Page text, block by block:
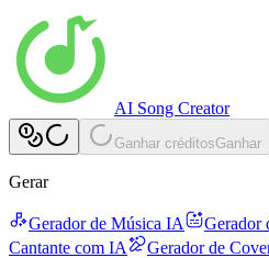
AI Song Creator
Ganhar créditosGanhar
Gerar
Gerador de Música IA Gerador
Cantante com IA
Gerador de